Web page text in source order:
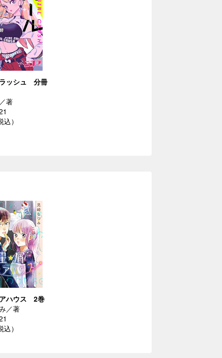
ッシュ 分冊
著
）
ハウス 2巻
／著
）